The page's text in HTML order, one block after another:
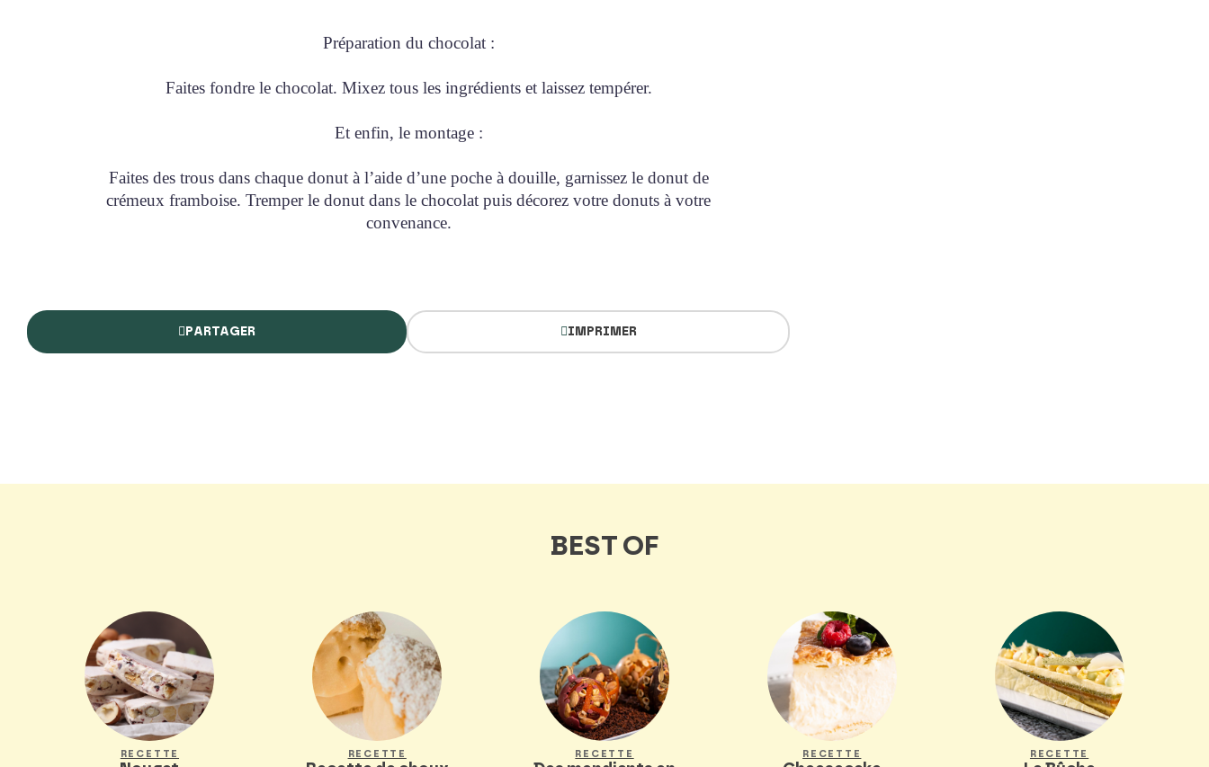
Préparation du chocolat :
Faites fondre le chocolat. Mixez tous les ingrédients et laissez tempérer.
Et enfin, le montage :
Faites des trous dans chaque donut à l’aide d’une poche à douille, garnissez le donut de
crémeux framboise. Tremper le donut dans le chocolat puis décorez votre donuts à votre
convenance.
PARTAGER IMPRIMER
BEST OF
RECETTE RECETTE RECETTE RECETTE RECETTE